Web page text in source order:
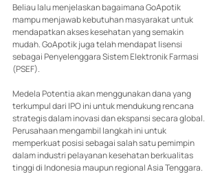
Beliau lalu menjelaskan bagaimana GoApotik
mampu menjawab kebutuhan masyarakat untuk
mendapatkan akses kesehatan yang semakin
mudah. GoApotik juga telah mendapat lisensi
sebagai Penyelenggara Sistem Elektronik Farmasi
(PSEF).
Medela Potentia akan menggunakan dana yang
terkumpul dari IPO ini untuk mendukung rencana
strategis dalam inovasi dan ekspansi secara global.
Perusahaan mengambil langkah ini untuk
memperkuat posisi sebagai salah satu pemimpin
dalam industri pelayanan kesehatan berkualitas
tinggi di Indonesia maupun regional Asia Tenggara.